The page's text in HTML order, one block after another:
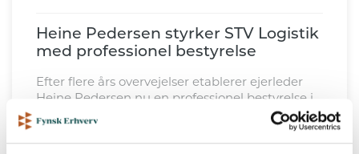
Heine Pedersen styrker STV Logistik
med professionel bestyrelse
Efter flere års overvejelser etablerer ejerleder
Heine Pedersen nu en professionel bestyrelse i
STV Logistik. Målet er at skabe skarpere struktur
og et stærkere beslutningsgrundlag – og at stå
bedst muligt rustet, hvis virksomheden inden